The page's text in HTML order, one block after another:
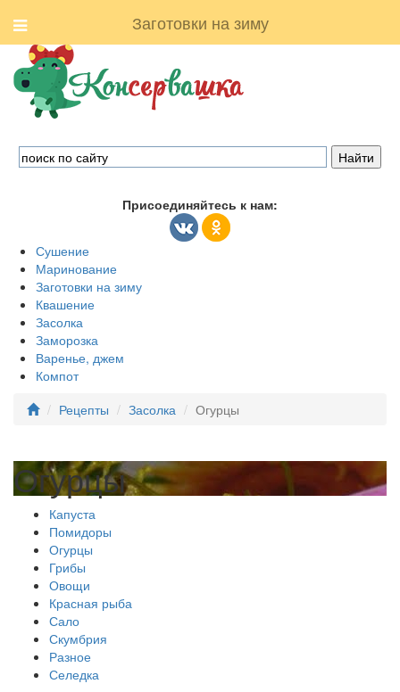
Заготовки на зиму
Присоединяйтесь к нам:
Сушение
Маринование
Заготовки на зиму
Квашение
Засолка
Заморозка
Варенье, джем
Компот
Рецепты
Засолка Огурцы
Огурцы
Капуста
Помидоры
Огурцы
Грибы
Овощи
Красная рыба
Сало
Скумбрия
Разное
Селедка